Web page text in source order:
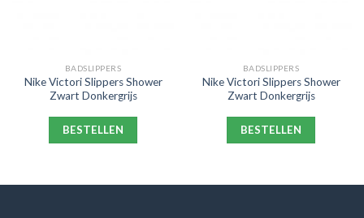
BADSLIPPERS
Nike Victori Slippers Shower
Zwart Donkergrijs
BESTELLEN
BADSLIPPERS
Nike Victori Slippers Shower
Zwart Donkergrijs
BESTELLEN